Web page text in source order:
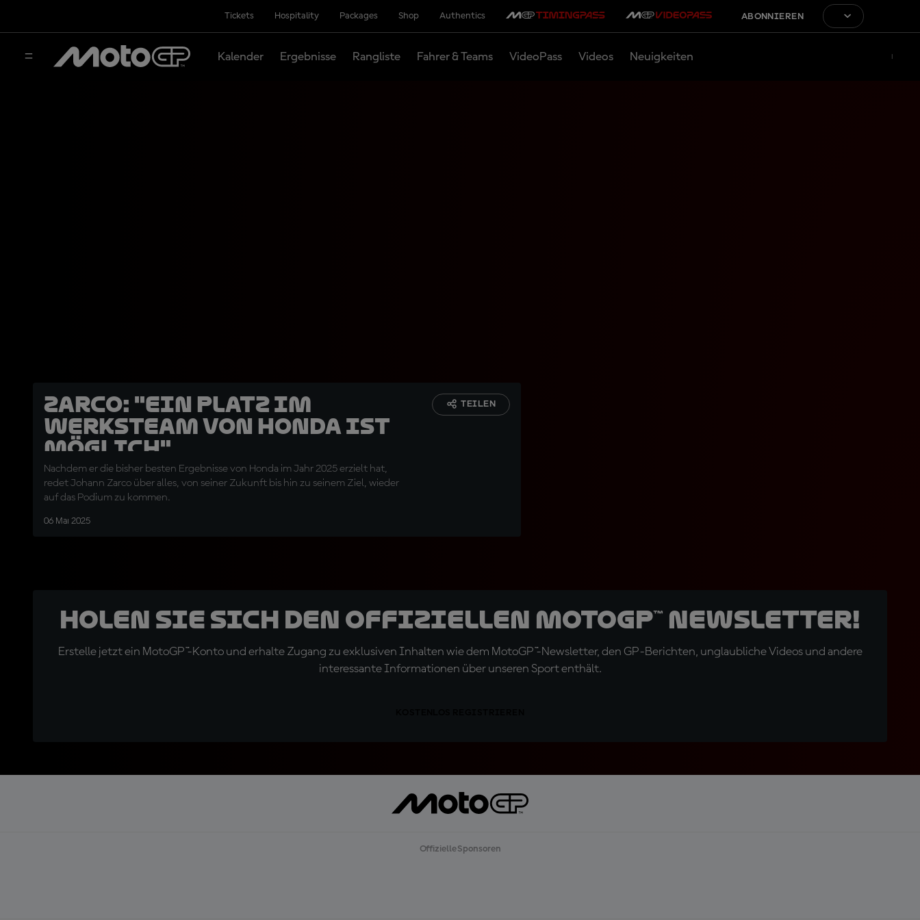
Tickets Hospitality Packages Shop Authentics ABONNIEREN
Kalender Ergebnisse Rangliste Fahrer & Teams VideoPass Videos Neuigkeiten
Zarco: "Ein Platz im
Werksteam von Honda ist
möglich"
Nachdem er die bisher besten Ergebnisse von Honda im Jahr 2025 erzielt hat,
redet Johann Zarco über alles, von seiner Zukunft bis hin zu seinem Ziel, wieder
auf das Podium zu kommen.
06 Mai 2025
TEILEN
Holen Sie sich den offiziellen MotoGP™ Newsletter!
Erstelle jetzt ein MotoGP™-Konto und erhalte Zugang zu exklusiven Inhalten wie dem MotoGP™-Newsletter, den GP-Berichten, unglaubliche Videos und andere
interessante Informationen über unseren Sport enthält.
Offizielle Sponsoren